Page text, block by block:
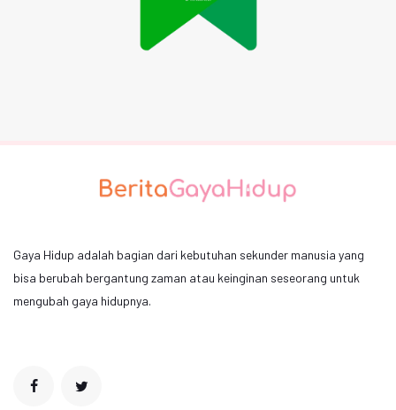
Gaya Hidup adalah bagian dari kebutuhan sekunder manusia yang
bisa berubah bergantung zaman atau keinginan seseorang untuk
mengubah gaya hidupnya.